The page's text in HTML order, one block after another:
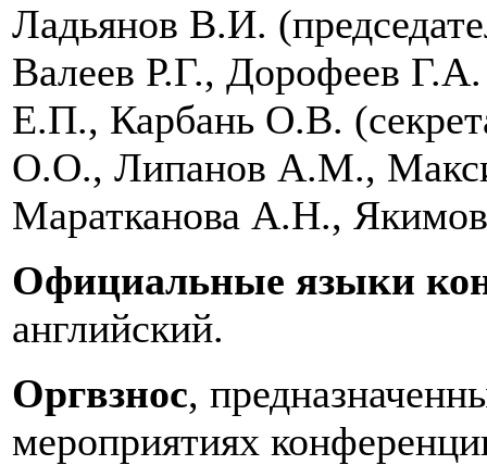
Ладьянов В.И.
Валеев Р.Г., Дорофеев Г.А.
Е.П., Карбань О.В.
О.О., Липанов А.М.,
Маратканова А.Н.,
Официальные языки
английский.
Оргвзнос,
мероприятиях